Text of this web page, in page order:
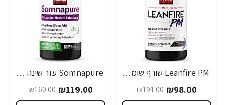
Leanfire PM שורף שומנים ללילה 60 כמוסות צמחיות - מבית Force Factor
₪98.00
₪191.00
Somnapure עזר שינה טבעי 60 טבליות - מבית Force Factor
₪119.00
₪160.00